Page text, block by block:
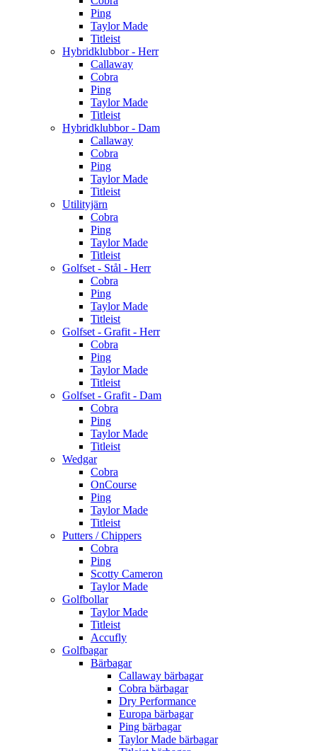
Ping
Taylor Made
Titleist
Hybridklubbor - Herr
Callaway
Cobra
Ping
Taylor Made
Titleist
Hybridklubbor - Dam
Callaway
Cobra
Ping
Taylor Made
Titleist
Utilityjärn
Cobra
Ping
Taylor Made
Titleist
Golfset - Stål - Herr
Cobra
Ping
Taylor Made
Titleist
Golfset - Grafit - Herr
Cobra
Ping
Taylor Made
Titleist
Golfset - Grafit - Dam
Cobra
Ping
Taylor Made
Titleist
Wedgar
Cobra
OnCourse
Ping
Taylor Made
Titleist
Putters / Chippers
Cobra
Ping
Scotty Cameron
Taylor Made
Golfbollar
Taylor Made
Titleist
Accufly
Golfbagar
Bärbagar
Callaway bärbagar
Cobra bärbagar
Dry Performance
Europa bärbagar
Ping bärbagar
Taylor Made bärbagar